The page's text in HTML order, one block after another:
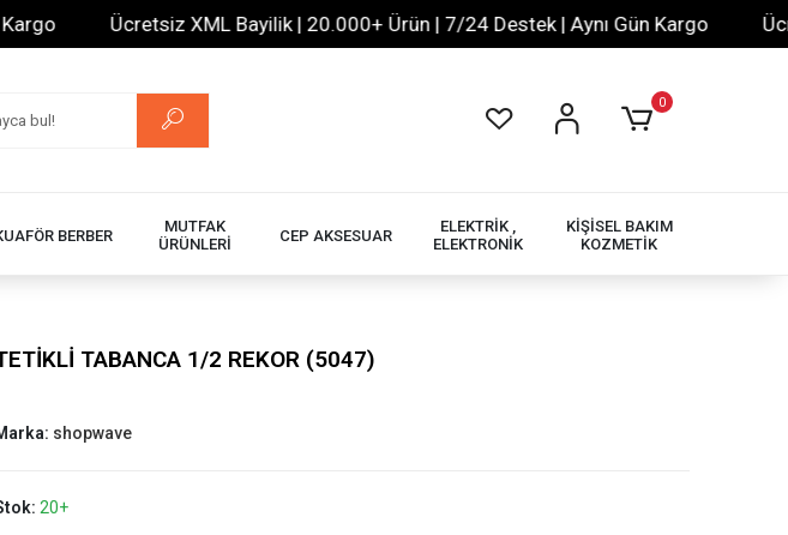
Ücretsiz XML Bayilik | 20.000+ Ürün | 7/24 Destek | Aynı Gün Kargo
0
BERBER
MUTFAK
ÜRÜNLERİ
CEP AKSESUAR
ELEKTRİK ,
ELEKTRONİK
KİŞİSEL BAKIM
KOZMETİK
TABANCA 1/2 REKOR (5047)
shopwave
20+